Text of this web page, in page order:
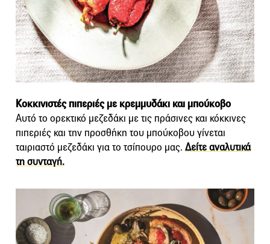
Κοκκινιστές πιπεριές με κρεμμυδάκι και μπούκοβο
Αυτό το ορεκτικό μεζεδάκι με τις πράσινες και κόκκινες
πιπεριές και την προσθήκη του μπούκοβου γίνεται
ταιριαστό μεζεδάκι για το τσίπουρο μας. Δείτε αναλυτικά
τη συνταγή.